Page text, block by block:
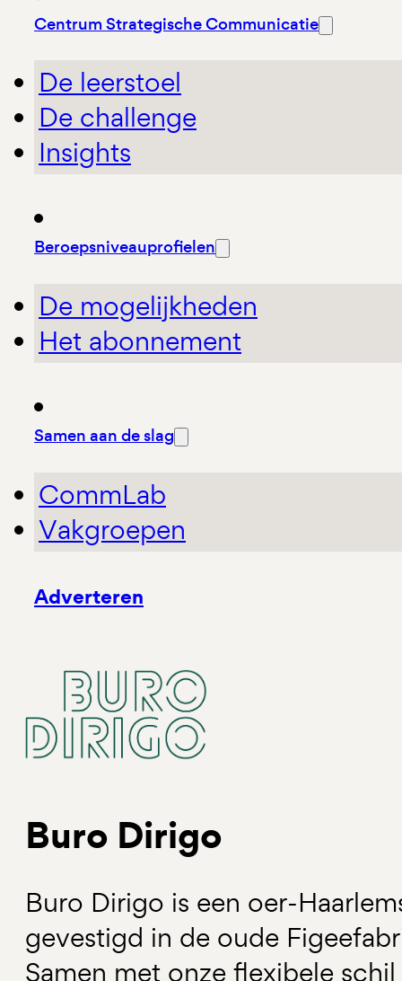
Centrum Strategische Communicatie
De leerstoel
De challenge
Insights
Beroepsniveauprofielen
De mogelijkheden
Het abonnement
Samen aan de slag
CommLab
Vakgroepen
Adverteren
Buro Dirigo
Buro Dirigo is een oer-
gevestigd in de oude
Samen met onze flexibele